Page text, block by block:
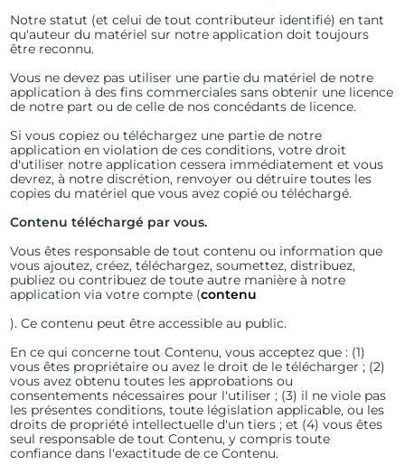
Notre statut (et celui de tout contributeur identifié) en tant
qu'auteur du matériel sur notre application doit toujours
être reconnu.
Vous ne devez pas utiliser une partie du matériel de notre
application à des fins commerciales sans obtenir une licence
de notre part ou de celle de nos concédants de licence.
Si vous copiez ou téléchargez une partie de notre
application en violation de ces conditions, votre droit
d'utiliser notre application cessera immédiatement et vous
devrez, à notre discrétion, renvoyer ou détruire toutes les
copies du matériel que vous avez copié ou téléchargé.
Contenu téléchargé par vous.
Vous êtes responsable de tout contenu ou information que
vous ajoutez, créez, téléchargez, soumettez, distribuez,
publiez ou contribuez de toute autre manière à notre
application via votre compte (contenu
). Ce contenu peut être accessible au public.
En ce qui concerne tout Contenu, vous acceptez que : (1)
vous êtes propriétaire ou avez le droit de le télécharger ; (2)
vous avez obtenu toutes les approbations ou
consentements nécessaires pour l'utiliser ; (3) il ne viole pas
les présentes conditions, toute législation applicable, ou les
droits de propriété intellectuelle d'un tiers ; et (4) vous êtes
seul responsable de tout Contenu, y compris toute
confiance dans l'exactitude de ce Contenu.